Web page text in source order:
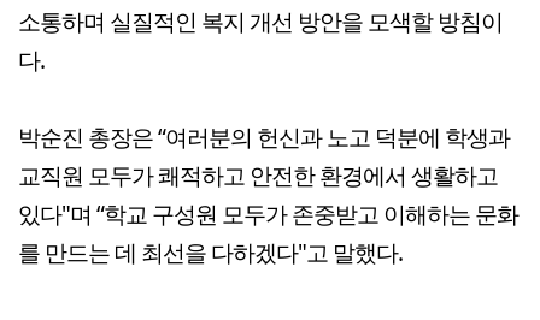
소통하며 실질적인 복지 개선 방안을 모색할 방침이
다.
박순진 총장은 “여러분의 헌신과 노고 덕분에 학생과
교직원 모두가 쾌적하고 안전한 환경에서 생활하고
있다"며 “학교 구성원 모두가 존중받고 이해하는 문화
를 만드는 데 최선을 다하겠다"고 말했다.